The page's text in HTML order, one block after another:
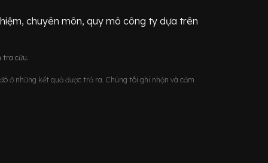
chuyên môn, quy mô công ty dựa trên
tra cứu.
ở những kết quả được trả ra. Chúng tôi ghi nhận và cảm